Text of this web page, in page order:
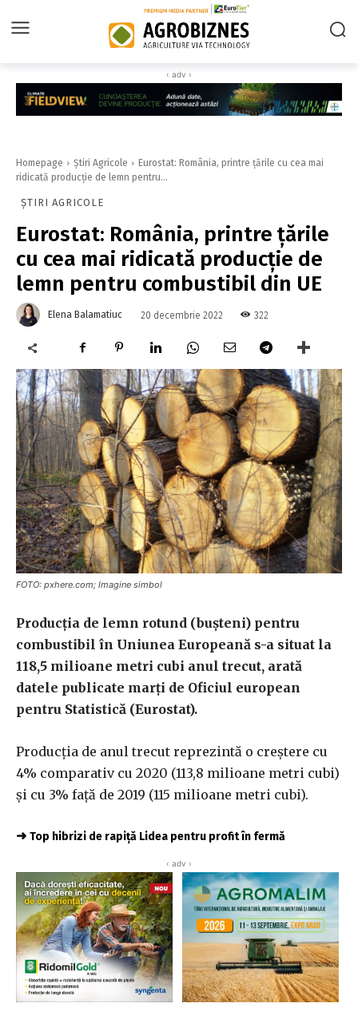
‹ adv ›
Homepage Știri Agricole
Eurostat: România, printre ţările cu cea mai
ridicată producţie de lemn pentru...
ȘTIRI AGRICOLE
Eurostat: România, printre ţările
cu cea mai ridicată producţie de
lemn pentru combustibil din UE
Elena Balamatiuc 20 decembrie 2022 322
FOTO: pxhere.com; Imagine simbol
Producţia de lemn rotund (buşteni) pentru
combustibil în Uniunea Europeană s-a situat la
118,5 milioane metri cubi anul trecut, arată
datele publicate marţi de Oficiul european
pentru Statistică (Eurostat).
Producţia de anul trecut reprezintă o creştere cu
4% comparativ cu 2020 (113,8 milioane metri cubi)
şi cu 3% faţă de 2019 (115 milioane metri cubi).
➜ Top hibrizi de rapiță Lidea pentru profit în fermă
‹ adv ›